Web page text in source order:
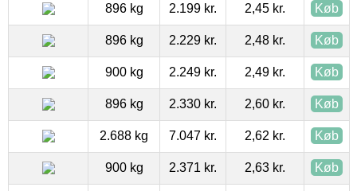
896 kg 2.199 kr. 2,45 kr. Køb
896 kg 2.229 kr. 2,48 kr. Køb
900 kg 2.249 kr. 2,49 kr. Køb
896 kg 2.330 kr. 2,60 kr. Køb
2.688 kg 7.047 kr. 2,62 kr. Køb
900 kg 2.371 kr. 2,63 kr. Køb